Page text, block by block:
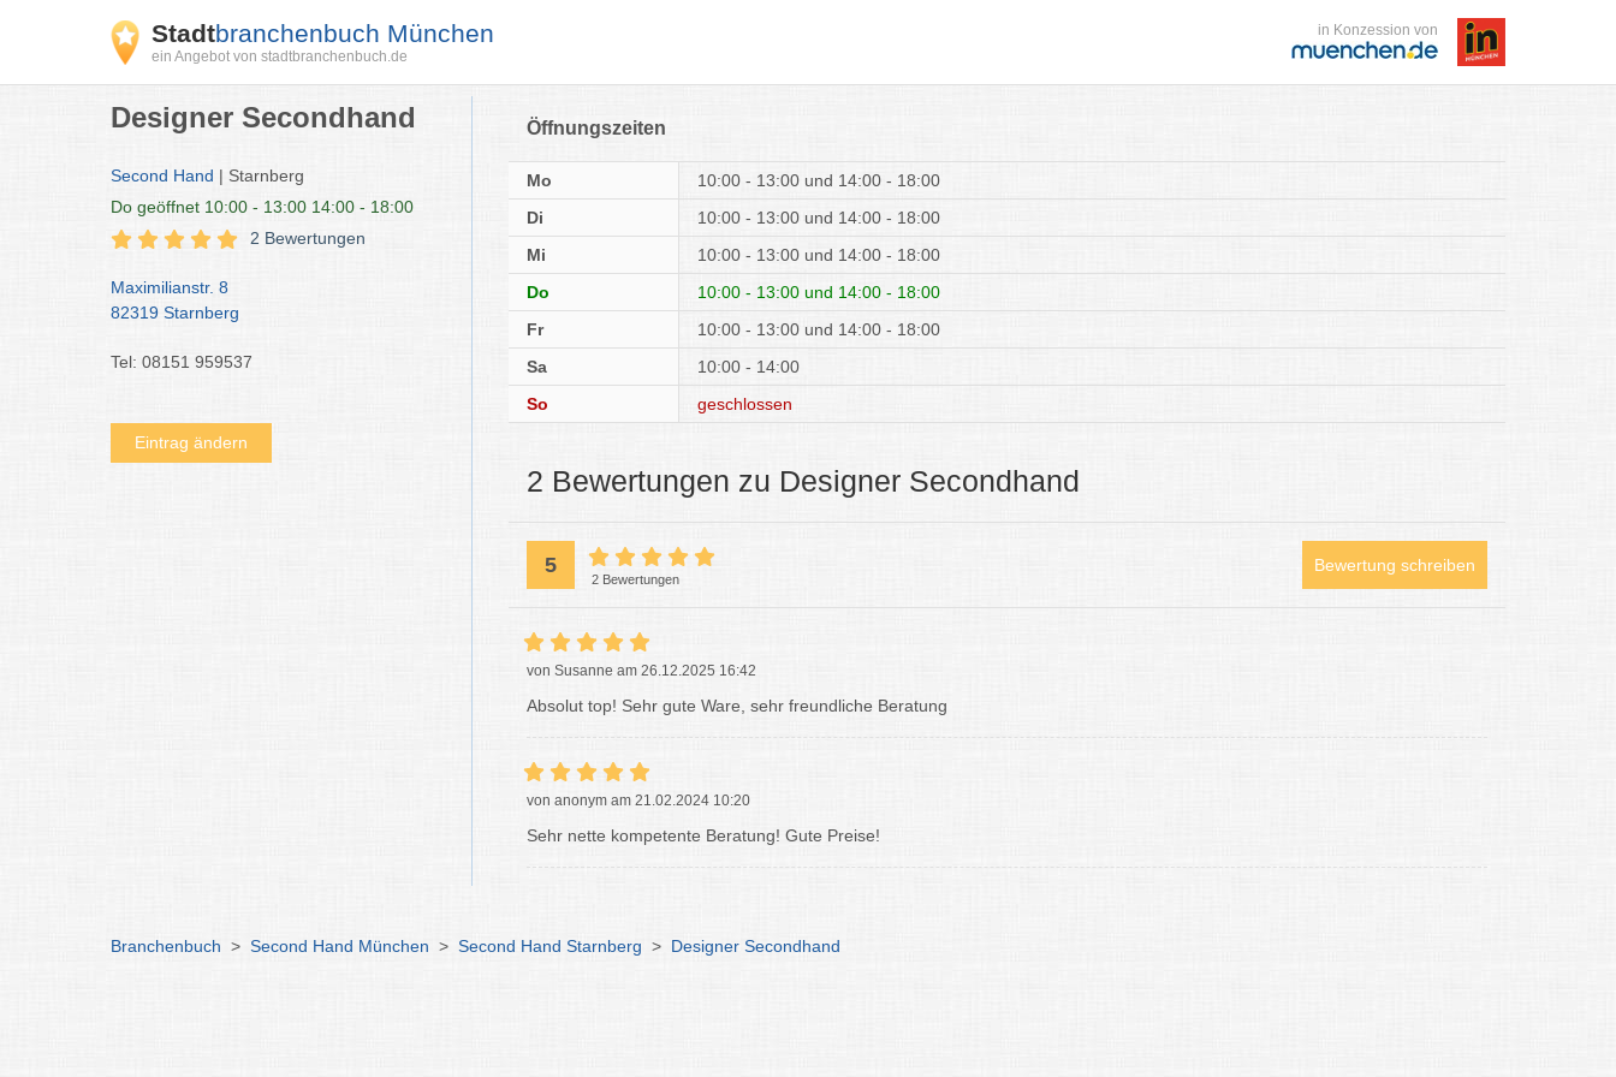
Stadtbranchenbuch München
ein Angebot von stadtbranchenbuch.de
in Konzession von
Designer Secondhand
Second Hand | Starnberg
Do geöffnet 10:00 - 13:00 14:00 - 18:00
2 Bewertungen
Maximilianstr. 8
82319 Starnberg
Tel: 08151 959537
Eintrag ändern
Öffnungszeiten
Mo 10:00 - 13:00
14:00 - 18:00
Di
10:00 - 13:00
14:00 - 18:00
Mi
10:00 - 13:00
14:00 - 18:00
Do
10:00 - 13:00
14:00 - 18:00
Fr
10:00 - 13:00
14:00 - 18:00
Sa
10:00 - 14:00
So
geschlossen
2 Bewertungen zu Designer Secondhand
5
2 Bewertungen
Bewertung schreiben
von Susanne am 26.12.2025 16:42
Absolut top! Sehr gute Ware, sehr freundliche Beratung
von anonym am 21.02.2024 10:20
Sehr nette kompetente Beratung! Gute Preise!
Branchenbuch > Second Hand München > Second Hand Starnberg > Designer Secondhand